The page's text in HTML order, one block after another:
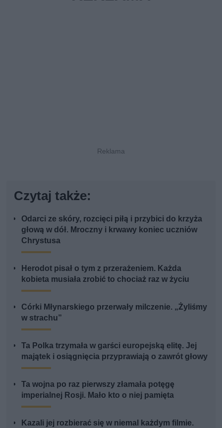
Czytaj także:
Odarci ze skóry, rozcięci piłą i przybici do krzyża
głową w dół. Mroczny i krwawy koniec uczniów
Chrystusa
Herodot pisał o tym z przerażeniem. Każda
kobieta musiała zrobić to chociaż raz w życiu
Córki Młynarskiego przerwały milczenie. „Żyliśmy
w strachu”
Ta Polka trzymała w garści europejską elitę. Jej
majątek i osiągnięcia przyprawiają o zawrót głowy
Ta wojna po raz pierwszy złamała potęgę
imperialnej Rosji. Mało kto o niej pamięta
Kazali jej rozbierać się w niemal każdym filmie.